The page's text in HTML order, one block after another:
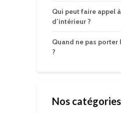
Qui peut faire appel
d’intérieur ?
Quand ne pas porter
?
Nos catégories